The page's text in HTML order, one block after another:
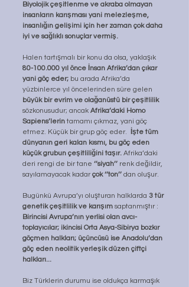
Biyolojik çeşitlenme ve akraba olmayan
insanların karışması yani melezleşme,
insanlığın gelişimi için her zaman çok daha
iyi ve sağlıklı sonuçlar vermiş.
Halen tartışmalı bir konu da olsa, yaklaşık
80-100.000 yıl önce İnsan Afrika’dan çıkar
yani göç eder; bu arada Afrika’da
yüzbinlerce yıl öncelerinden süre gelen
büyük bir evrim ve olağanüstü bir çeşitlilik
sözkonusudur; ancak Afrika’daki Homo
Sapiens’lerin tamamı çıkmaz, yani göç
etmez. Küçük bir grup göç eder.
İşte tüm
dünyanın geri kalan kısmı, bu göç eden
küçük grubun çeşitliliğini taşır. Afrika’daki
deri rengi de bir tane ‘’siyah’’ renk değildir,
sayılamayacak kadar çok ‘’ton’’ dan oluşur.
Bugünkü Avrupa’yı oluşturan halklarda 3 tür
genetik çeşitlilik ve karışım saptanmıştır :
Birincisi Avrupa’nın yerlisi olan avcı-
toplayıcılar; ikincisi Orta Asya-Sibirya bozkır
göçmen halkları; üçüncüsü ise Anadolu’dan
göç eden neolitik yerleşik düzen çiftçi
halkları...
Biz Türklerin durumu ise oldukça karmaşık